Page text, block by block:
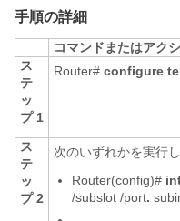
手順の詳細
コマンドまたはアク
ス
テ
ッ
プ 1
Router# configure
ス
テ
ッ
プ 2
次のいずれかを実行し
Router(config)#
/subslot /port.